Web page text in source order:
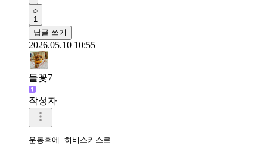
1
답글 쓰기
2026.05.10 10:55
들꽃7
작성자
운동후에 히비스커스로